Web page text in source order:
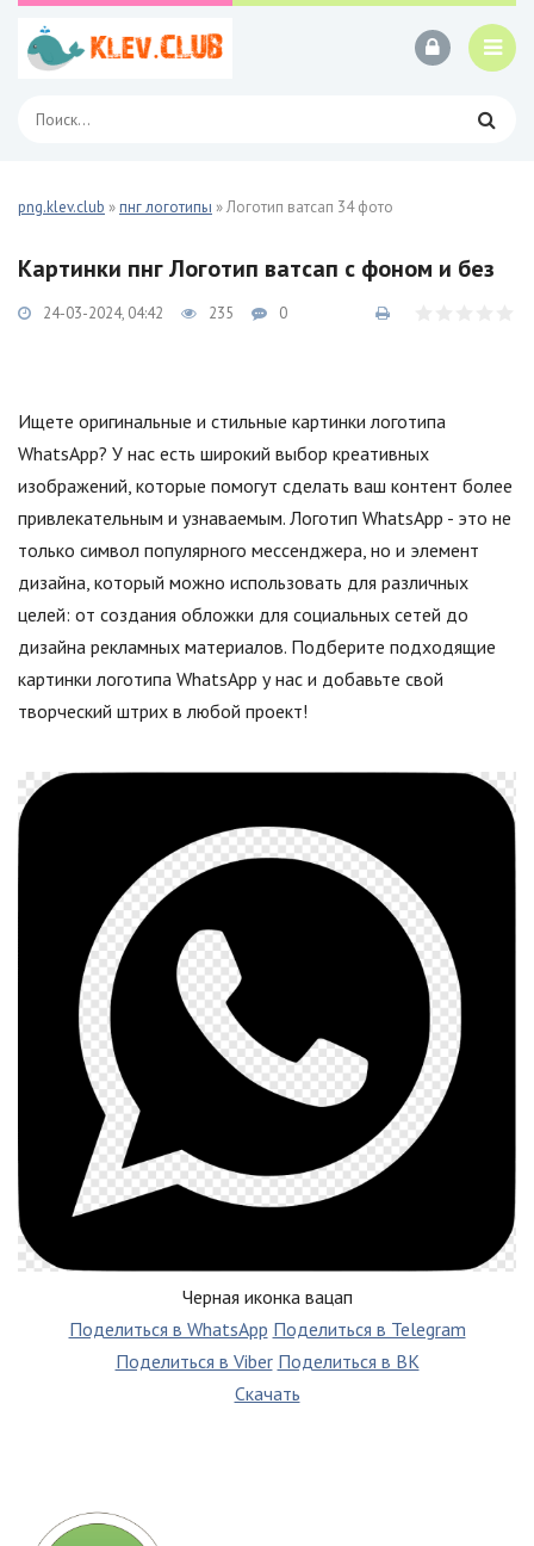
png.klev.club »пнг логотипы » Логотип ватсап 34 фото
Картинки пнг Логотип ватсап с фоном и без
24-03-2024, 04:42 235 0
Ищете оригинальные и стильные картинки логотипа
WhatsApp? У нас есть широкий выбор креативных
изображений, которые помогут сделать ваш контент более
привлекательным и узнаваемым. Логотип WhatsApp - это не
только символ популярного мессенджера, но и элемент
дизайна, который можно использовать для различных
целей: от создания обложки для социальных сетей до
дизайна рекламных материалов. Подберите подходящие
картинки логотипа WhatsApp у нас и добавьте свой
творческий штрих в любой проект!
Черная иконка вацап
Поделиться в WhatsApp Поделиться в Telegram
Поделиться в Viber Поделиться в ВК
Скачать